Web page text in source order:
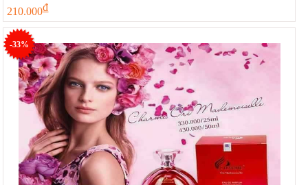
210.000đ
-33%